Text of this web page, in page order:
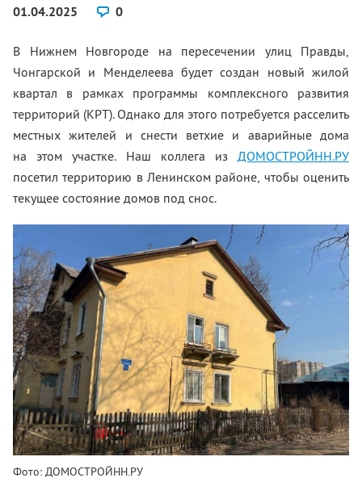
01.04.2025
0
В Нижнем Новгороде на пересечении улиц Правды,
Чонгарской и Менделеева будет создан новый жилой
квартал в рамках программы комплексного развития
территорий (КРТ). Однако для этого потребуется расселить
местных жителей и снести ветхие и аварийные дома
на этом участке. Наш коллега из ДОМОСТРОЙНН.РУ
посетил территорию в Ленинском районе, чтобы оценить
текущее состояние домов под снос.
Фото: ДОМОСТРОЙНН.РУ